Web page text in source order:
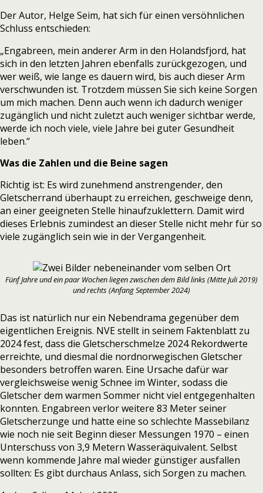
Der Autor, Helge Seim, hat sich für einen versöhnlichen
Schluss entschieden:
„Engabreen, mein anderer Arm in den Holandsfjord, hat
sich in den letzten Jahren ebenfalls zurückgezogen, und
wer weiß, wie lange es dauern wird, bis auch dieser Arm
verschwunden ist. Trotzdem müssen Sie sich keine Sorgen
um mich machen. Denn auch wenn ich dadurch weniger
zugänglich und nicht zuletzt auch weniger sichtbar werde,
werde ich noch viele, viele Jahre bei guter Gesundheit
leben.“
Was die Zahlen und die Beine sagen
Richtig ist: Es wird zunehmend anstrengender, den
Gletscherrand überhaupt zu erreichen, geschweige denn,
an einer geeigneten Stelle hinaufzuklettern. Damit wird
dieses Erlebnis zumindest an dieser Stelle nicht mehr für so
viele zugänglich sein wie in der Vergangenheit.
Fünf Jahre und ein paar Wochen liegen zwischen dem Bild links (Mitte Juli 2019)
und rechts (Anfang September 2024)
Das ist natürlich nur ein Nebendrama gegenüber dem
eigentlichen Ereignis. NVE stellt in seinem Faktenblatt zu
2024fest, dass die Gletscherschmelze 2024 Rekordwerte
erreichte, und diesmal die nordnorwegischen Gletscher
besonders betroffen waren. Eine Ursache dafür war
vergleichsweise wenig Schnee im Winter, sodass die
Gletscher dem warmen Sommer nicht viel entgegenhalten
konnten. Engabreen verlor weitere 83 Meter seiner
Gletscherzunge und hatte eine so schlechte Massebilanz
wie noch nie seit Beginn dieser Messungen 1970 – einen
Unterschuss von 3,9 Metern Wasseräquivalent. Selbst
wenn kommende Jahre mal wieder günstiger ausfallen
sollten: Es gibt durchaus Anlass, sich Sorgen zu machen.